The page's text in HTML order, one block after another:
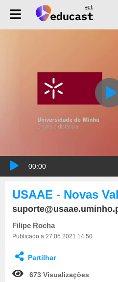
00:00
USAAE - Novas
Filipe Rocha
Publicado a 27.05.2021 14:50
Partilhar
673 Visualizações